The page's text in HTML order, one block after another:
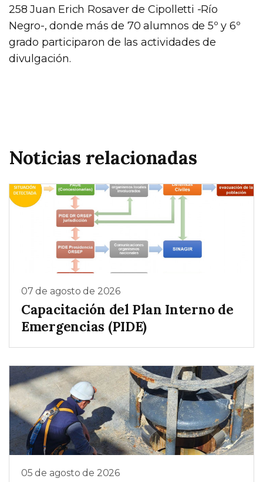
258 Juan Erich Rosaver de Cipolletti -Río
Negro-, donde más de 70 alumnos de 5º y 6º
grado participaron de las actividades de
divulgación.
Noticias relacionadas
07 de agosto de 2026
Capacitación del Plan Interno de
Emergencias (PIDE)
05 de agosto de 2026